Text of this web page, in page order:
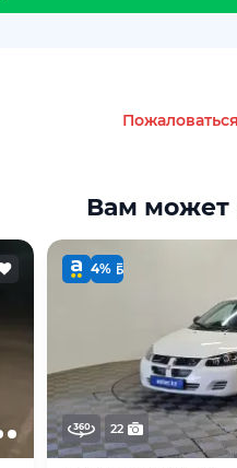
Вам может
4%
22